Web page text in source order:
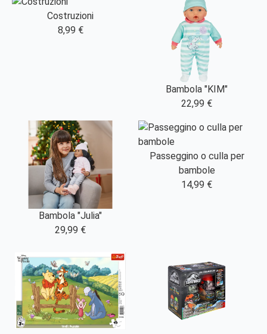
Costruzioni
8,99 €
Bambola "KIM"
22,99 €
Bambola "Julia"
29,99 €
Passeggino o culla per
bambole
14,99 €